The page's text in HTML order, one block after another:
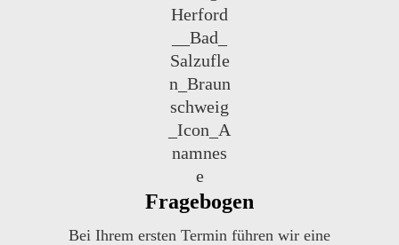
Fragebogen
Bei Ihrem ersten Termin führen wir eine